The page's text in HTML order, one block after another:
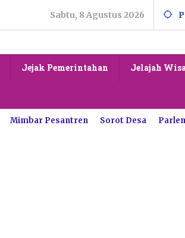
Sabtu, 8 Agustus 2026
Jejak Pemerintahan Jelajah
Mimbar Pesantren Sorot Desa